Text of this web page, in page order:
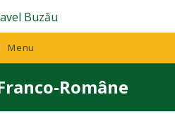
Menu
Române